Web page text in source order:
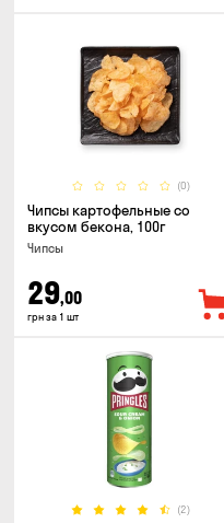
(0)
Чипсы картофельные со
вкусом бекона, 100г
Чипсы
29,00
грн за 1 шт
(2)